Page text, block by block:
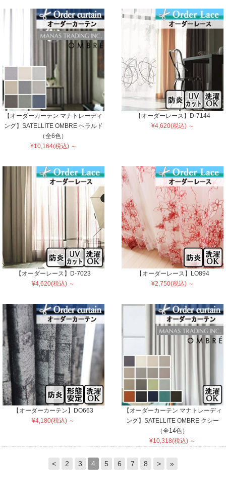
【オーダーカーテン マナトレーディ
ング】SATELLITE OMBRE ヘラルド
（全6色）
¥10,164(税込) ～
【オーダーレース】D-7144
¥4,620(税込) ～
【オーダーレース】D-7023
¥4,620(税込) ～
【オーダーレース】LO894
¥2,750(税込) ～
【オーダーカーテン】DO663
¥4,180(税込) ～
【オーダーカーテン マナトレーディ
ング】SATELLITE OMBRE クシー
（全14色）
¥10,318(税込) ～
< 2 3 4 5 6 7 8 > »